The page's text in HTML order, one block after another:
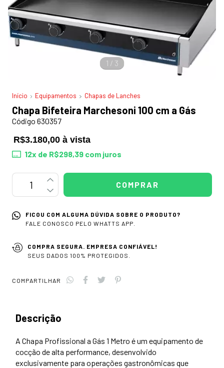
1 / 3
Início Equipamentos Chapas de Lanches
Chapa Bifeteira Marchesoni 100 cm a Gás
Código 630357
R$3.180,00 à vista
12x de R$298,39 com juros
FICOU COM ALGUMA DÚVIDA SOBRE O PRODUTO?
FALE CONOSCO PELO WHATTS APP.
COMPRA SEGURA. EMPRESA CONFIÁVEL!
SEUS DADOS 100% PROTEGIDOS.
COMPARTILHAR
Descrição
A Chapa Profissional a Gás 1 Metro é um equipamento de
cocção de alta performance, desenvolvido
exclusivamente para operações gastronômicas que